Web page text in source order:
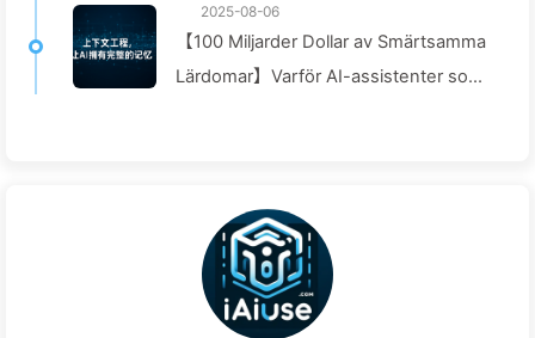
2025-08-06
【100 Miljarder Dollar av Smärtsamma
Lärdomar】Varför AI-assistenter som
prestationsökning på 90%? — Lär
känna AI169